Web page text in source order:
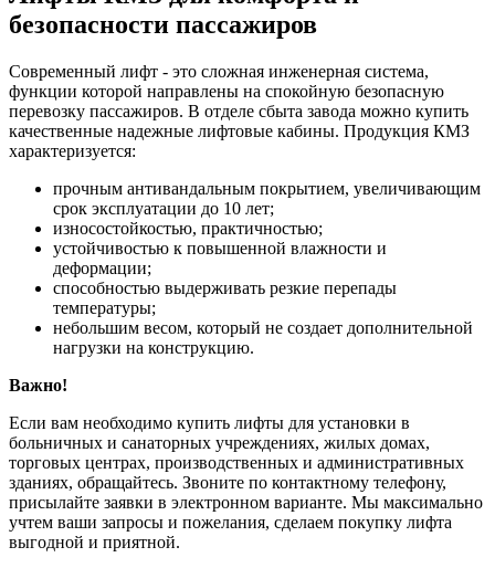
безопасности пассажиров
Современный лифт - это сложная инженерная система,
функции которой направлены на спокойную безопасную
перевозку пассажиров. В отделе сбыта завода можно купить
качественные надежные лифтовые кабины. Продукция КМЗ
характеризуется:
прочным антивандальным покрытием, увеличивающим
срок эксплуатации до 10 лет;
износостойкостью, практичностью;
устойчивостью к повышенной влажности и
деформации;
способностью выдерживать резкие перепады
температуры;
небольшим весом, который не создает дополнительной
нагрузки на конструкцию.
Важно!
Если вам необходимо купить лифты для установки в
больничных и санаторных учреждениях, жилых домах,
торговых центрах, производственных и административных
зданиях, обращайтесь. Звоните по контактному телефону,
присылайте заявки в электронном варианте. Мы максимально
учтем ваши запросы и пожелания, сделаем покупку лифта
выгодной и приятной.